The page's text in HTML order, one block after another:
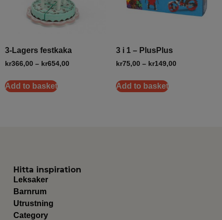
3-Lagers festkaka
kr366,00 – kr654,00
Add to basket
3 i 1 – PlusPlus
kr75,00 – kr149,00
Add to basket
Hitta inspiration
Leksaker
Barnrum
Utrustning
Category